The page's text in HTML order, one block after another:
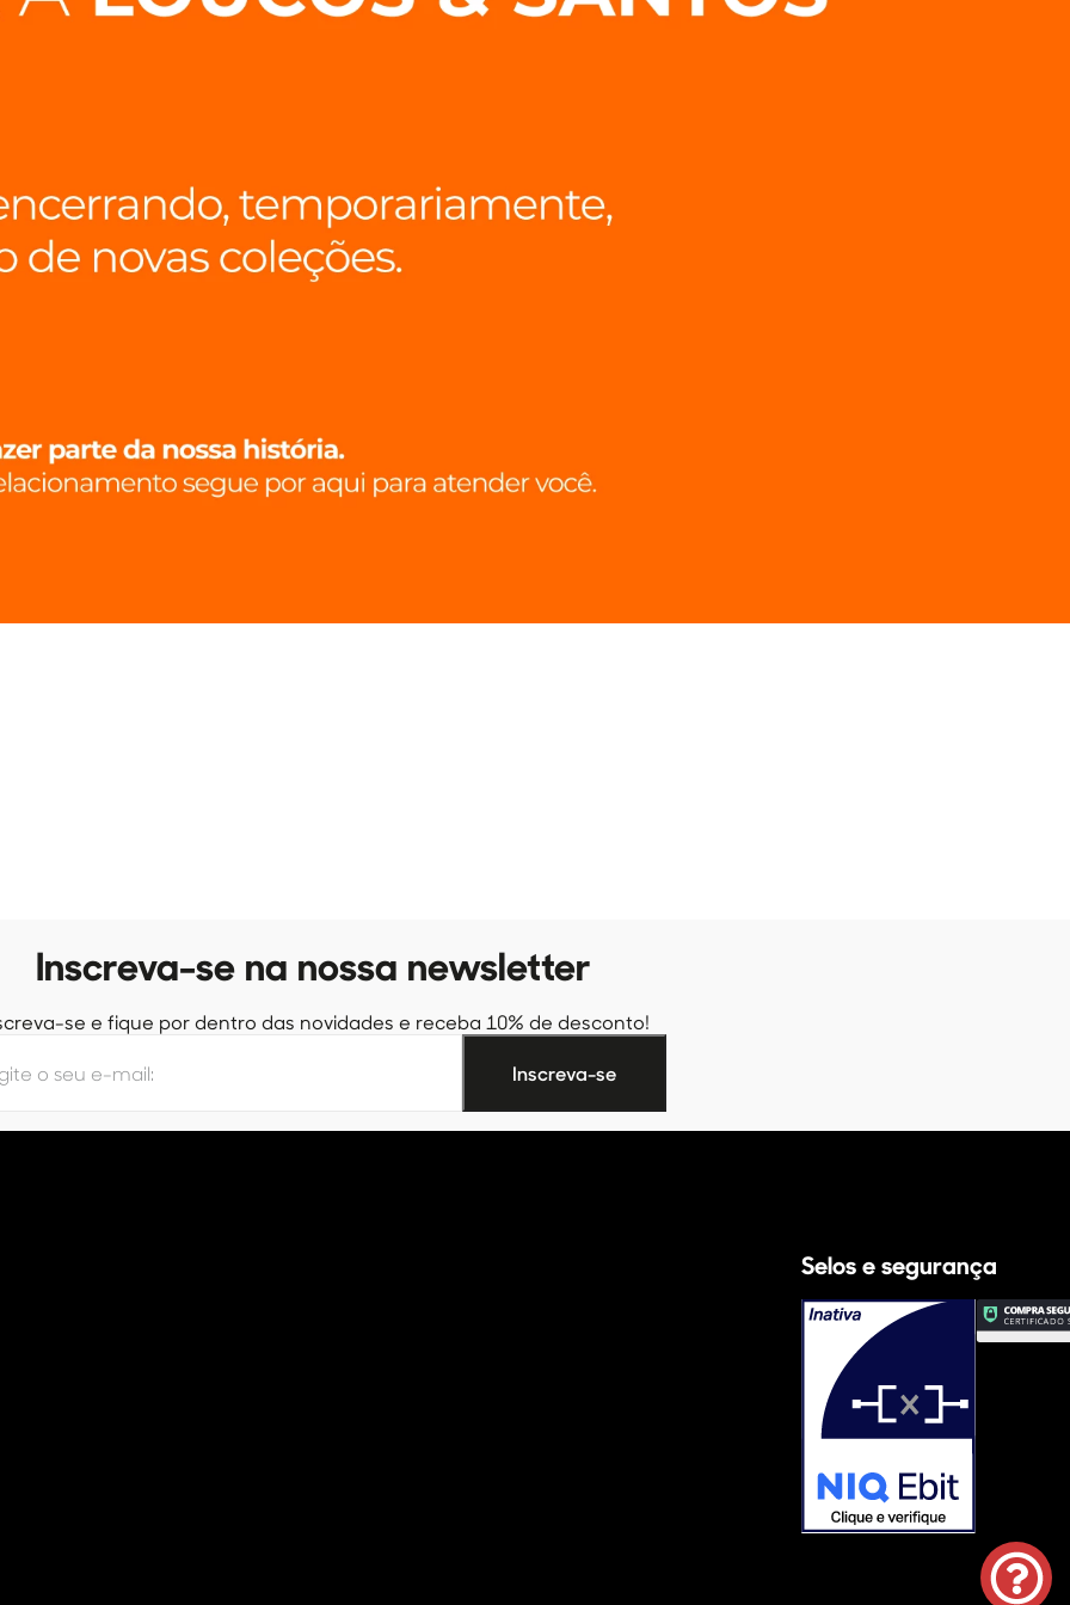
Inscreva-se na nossa newsletter
se e fique por dentro das novidades e receba 10% de desconto!
Selos e segurança